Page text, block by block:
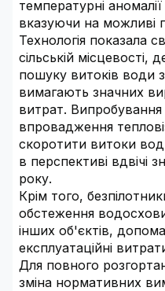
температурні
вказуючи на можливі
Технологія показала
сільській місцевості,
пошуку витоків води
вимагають значних
витрат.
впровадження
скоротити витоки
в перспективі вдвічі
року.
Крім того,
обстеження
інших об'єктів,
експлуатаційні
Для повного
зміна нормативних